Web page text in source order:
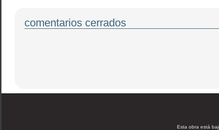
comentarios cerrados
Esta obra está